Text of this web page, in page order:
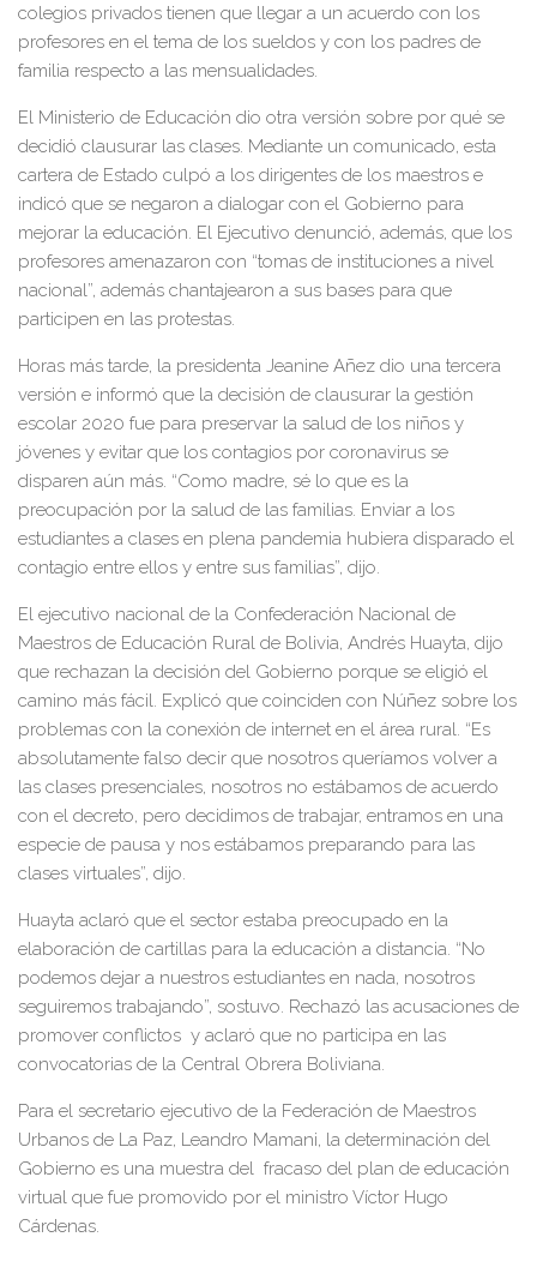
colegios privados tienen que llegar a un acuerdo con los
profesores en el tema de los sueldos y con los padres de
familia respecto a las mensualidades.
El Ministerio de Educación dio otra versión sobre por qué se
decidió clausurar las clases. Mediante un comunicado, esta
cartera de Estado culpó a los dirigentes de los maestros e
indicó que se negaron a dialogar con el Gobierno para
mejorar la educación. El Ejecutivo denunció, además, que los
profesores amenazaron con “tomas de instituciones a nivel
nacional”, además chantajearon a sus bases para que
participen en las protestas.
Horas más tarde, la presidenta Jeanine Añez dio una tercera
versión e informó que la decisión de clausurar la gestión
escolar 2020 fue para preservar la salud de los niños y
jóvenes y evitar que los contagios por coronavirus se
disparen aún más. “Como madre, sé lo que es la
preocupación por la salud de las familias. Enviar a los
estudiantes a clases en plena pandemia hubiera disparado el
contagio entre ellos y entre sus familias”, dijo.
El ejecutivo nacional de la Confederación Nacional de
Maestros de Educación Rural de Bolivia, Andrés Huayta, dijo
que rechazan la decisión del Gobierno porque se eligió el
camino más fácil. Explicó que coinciden con Núñez sobre los
problemas con la conexión de internet en el área rural. “Es
absolutamente falso decir que nosotros queríamos volver a
las clases presenciales, nosotros no estábamos de acuerdo
con el decreto, pero decidimos de trabajar, entramos en una
especie de pausa y nos estábamos preparando para las
clases virtuales”, dijo.
Huayta aclaró que el sector estaba preocupado en la
elaboración de cartillas para la educación a distancia. “No
podemos dejar a nuestros estudiantes en nada, nosotros
seguiremos trabajando”, sostuvo. Rechazó las acusaciones de
promover conflictos y aclaró que no participa en las
convocatorias de la Central Obrera Boliviana.
Para el secretario ejecutivo de la Federación de Maestros
Urbanos de La Paz, Leandro Mamani, la determinación del
Gobierno es una muestra del fracaso del plan de educación
virtual que fue promovido por el ministro Víctor Hugo
Cárdenas.